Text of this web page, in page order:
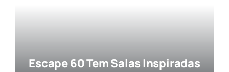
Escape 60 Tem Salas Inspiradas